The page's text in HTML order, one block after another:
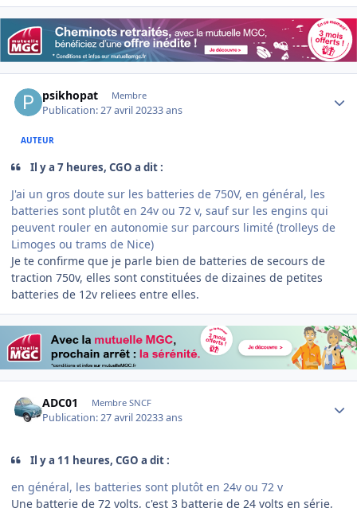
psikhopat Membre
Publication:27 avril 20233 ans
AUTEUR
Il y a 7 heures, CGO a dit :
J'ai un gros doute sur les batteries de 750V, en général, les
batteries sont plutôt en 24v ou 72 v, sauf sur les engins qui
peuvent rouler en autonomie sur parcours limité (trolleys de
Limoges ou trams de Nice)
Je te confirme que je parle bien de batteries de secours de
traction 750v, elles sont constituées de dizaines de petites
batteries de 12v reliees entre elles.
ADC01 Membre SNCF
Publication:27 avril 20233 ans
Il y a 11 heures, CGO a dit :
en général, les batteries sont plutôt en 24v ou 72 v
Une batterie de 72 volts, c'est 3 batterie de 24 volts en série,